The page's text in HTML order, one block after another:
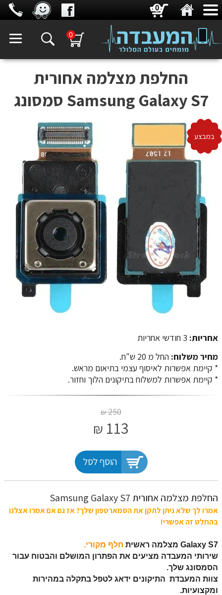
0
‏החלפת מצלמה אחורית
Samsung Galaxy S7 סמסונג
במבצע
אחריות: 3 חודשי אחריות
מחיר משלוח: החל מ 20 ש"ח.
​​​​​​​* קיימת אפשרות לאיסוף עצמי בתיאום מראש.
* קיימת אפשרות למשלוח בתיקונים הלוך וחזור.
250
₪
113
₪
הוסף לסל
החלפת מצלמה אחורית Samsung Galaxy S7
אמרו לך שלא ניתן לתקן את הסמארטפון שלך? אז גם אם אמרו אצלנו
בהחלט זה אפשרי!
Galaxy S7 מצלמה ראשית חלף מקורי.
שירותי המעבדה מציעים את הפתרון המושלם והבטוח עבור
הסמסונג שלך.
צוות המעבדת התיקונים ידאג לטפל בתקלה במהירות
ומקצועיות.
0